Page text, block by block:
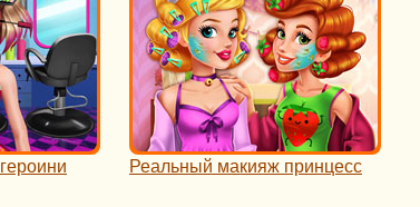
Реальный макияж принцесс